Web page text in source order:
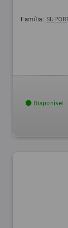
Família:
Disponível